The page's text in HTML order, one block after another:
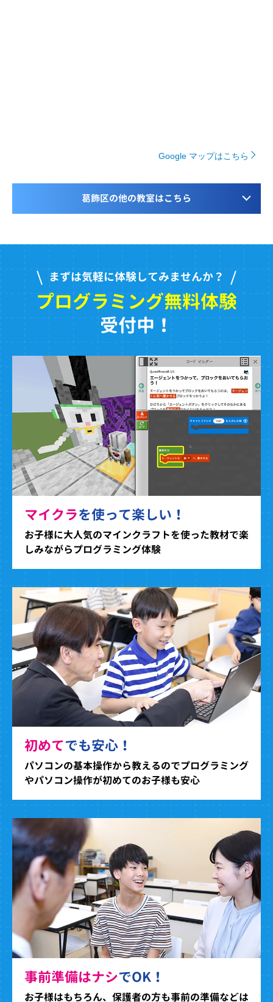
Google マップはこちら
葛飾区の他の教室はこちら
まずは気軽に体験してみませんか？
プログラミング無料体験
受付中！
マイクラを使って楽しい！
お子様に大人気のマインクラフトを使った教材で楽
しみながらプログラミング体験
初めてでも安心！
パソコンの基本操作から教えるのでプログラミング
やパソコン操作が初めてのお子様も安心
事前準備はナシでOK！
お子様はもちろん、保護者の方も事前の準備などは